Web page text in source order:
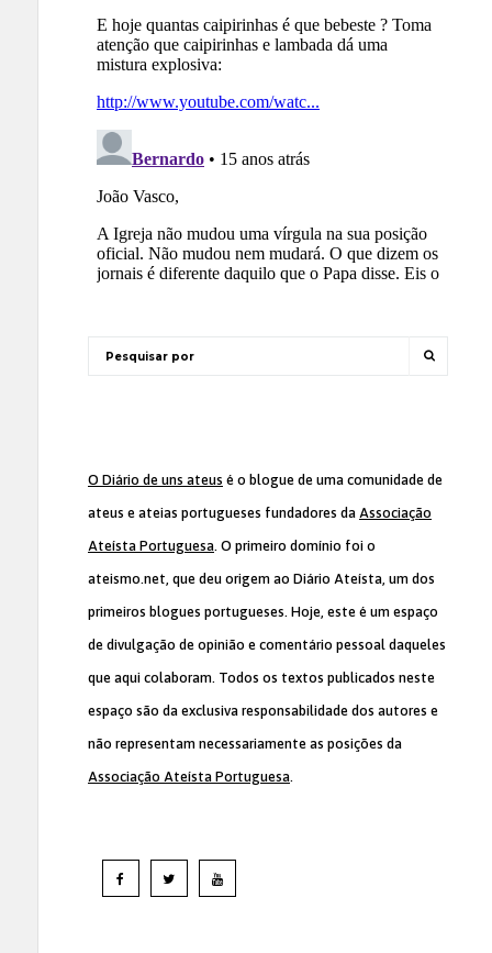
O Diário de uns ateus é o blogue de uma comunidade de
ateus e ateias portugueses fundadores da Associação
Ateísta Portuguesa. O primeiro domínio foi o
ateismo.net, que deu origem ao Diário Ateísta, um dos
primeiros blogues portugueses. Hoje, este é um espaço
de divulgação de opinião e comentário pessoal daqueles
que aqui colaboram. Todos os textos publicados neste
espaço são da exclusiva responsabilidade dos autores e
não representam necessariamente as posições da
Associação Ateísta Portuguesa.